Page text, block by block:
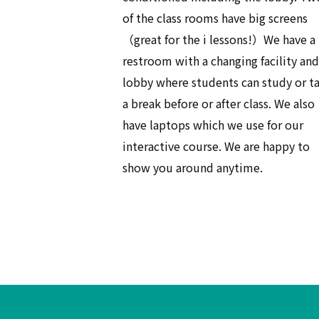
of the class rooms have big screens
（great for the i lessons!）We have a
restroom with a changing facility
lobby where students can study or
a break before or after class. We also
have laptops which we use for our
interactive course. We are happy to
show you around anytime.